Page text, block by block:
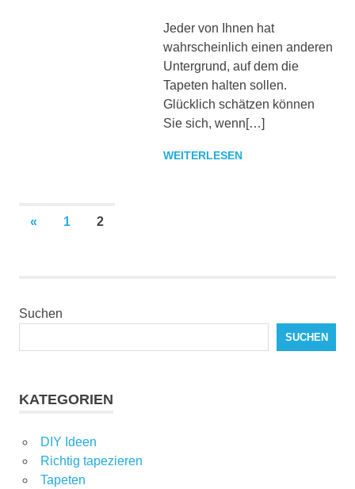
Jeder von Ihnen hat
wahrscheinlich einen anderen
Untergrund, auf dem die
Tapeten halten sollen.
Glücklich schätzen können
Sie sich, wenn[…]
WEITERLESEN
Seitennummerierung
« VORHERIGE
1 2
Suchen
SUCHEN
KATEGORIEN
DIY Ideen
Richtig tapezieren
Tapeten